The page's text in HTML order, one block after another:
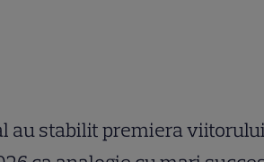
au stabilit premiera viitorului